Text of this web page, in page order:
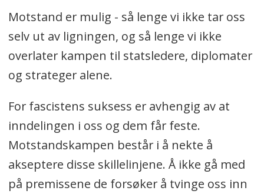
Motstand er mulig - så lenge vi ikke tar oss
selv ut av ligningen, og så lenge vi ikke
overlater kampen til statsledere, diplomater
og strateger alene.
For fascistens suksess er avhengig av at
inndelingen i oss og dem får feste.
Motstandskampen består i å nekte å
akseptere disse skillelinjene. Å ikke gå med
på premissene de forsøker å tvinge oss inn